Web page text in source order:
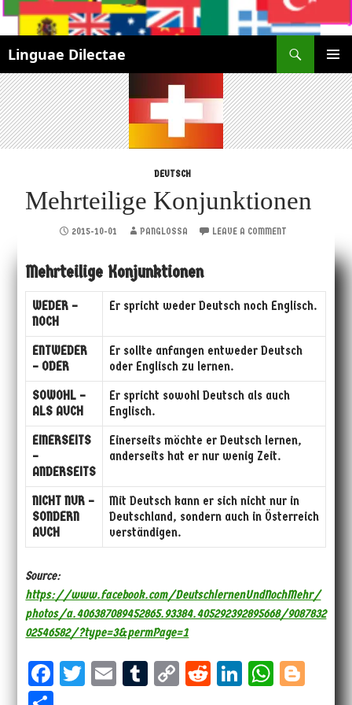
Linguae Dilectae
MENU
SKIP
TO
CONTENT
DEUTSCH
Mehrteilige Konjunktionen
2015-10-01 PANGLOSSA LEAVE A COMMENT
Mehrteilige Konjunktionen
WEDER –
NOCH
Er spricht weder Deutsch noch Englisch.
ENTWEDER
– ODER
Er sollte anfangen entweder Deutsch
oder Englisch zu lernen.
SOWOHL –
ALS AUCH
Er spricht sowohl Deutsch als auch
Englisch.
EINERSEITS
–
ANDERSEITS
Einerseits möchte er Deutsch lernen,
anderseits hat er nur wenig Zeit.
NICHT NUR –
SONDERN
AUCH
Mit Deutsch kann er sich nicht nur in
Deutschland, sondern auch in Österreich
verständigen.
Source:
https://www.facebook.com/DeutschlernenUndNochMehr/
photos/a.406387089452865.93384.405292392895668/9087832
02546582/?type=3&permPage=1
Fa T
E
Tu Co Re Li
W